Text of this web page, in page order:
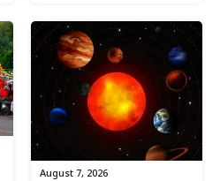
August 7, 2026